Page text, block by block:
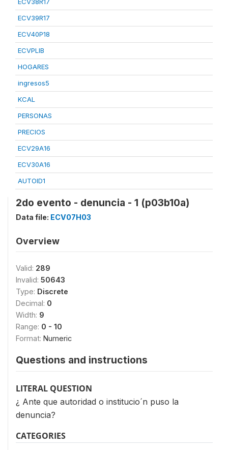
ECV39R17
ECV40P18
ECVPLIB
HOGARES
ingresos5
KCAL
PERSONAS
PRECIOS
ECV29A16
ECV30A16
AUTOID1
2do evento - denuncia - 1 (p03b10a)
Data file: ECV07H03
Overview
Valid: 289
Invalid: 50643
Type: Discrete
Decimal: 0
Width: 9
Range: 0 - 10
Format: Numeric
Questions and instructions
LITERAL QUESTION
¿ Ante que autoridad o institucio´n puso la
denuncia?
CATEGORIES